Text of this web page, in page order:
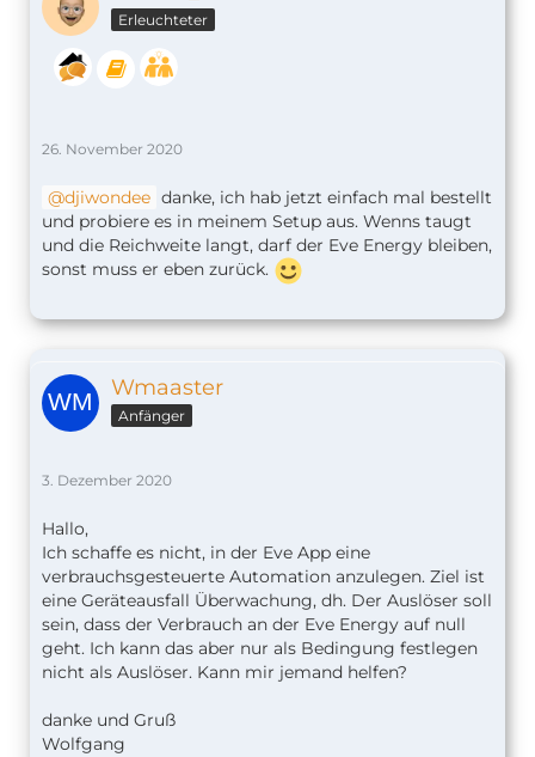
Erleuchteter
26. November 2020
djiwondee danke, ich hab jetzt einfach mal bestellt
und probiere es in meinem Setup aus. Wenns taugt
und die Reichweite langt, darf der Eve Energy bleiben,
sonst muss er eben zurück.
Wmaaster
Anfänger
3. Dezember 2020
Hallo,
Ich schaffe es nicht, in der Eve App eine
verbrauchsgesteuerte Automation anzulegen. Ziel ist
eine Geräteausfall Überwachung, dh. Der Auslöser soll
sein, dass der Verbrauch an der Eve Energy auf null
geht. Ich kann das aber nur als Bedingung festlegen
nicht als Auslöser. Kann mir jemand helfen?
danke und Gruß
Wolfgang